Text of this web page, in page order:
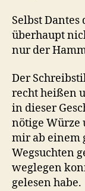
Selbst
überhaupt
nur der
Der
recht heißen
in dieser
nötige Würze
mir ab einem
Wegsuchten
weglegen
gelesen habe.